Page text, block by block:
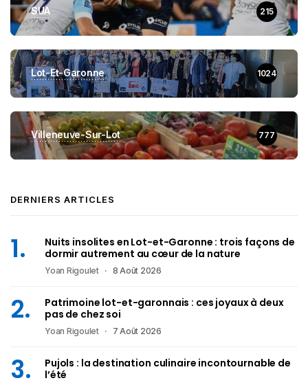
SUA 215
Lot-Et-Garonne 1024
Villeneuve-Sur-Lot 777
DERNIERS ARTICLES
Nuits insolites en Lot-et-Garonne : trois façons de
dormir autrement au cœur de la nature
Yoan Rigoulet 8 Août 2026
Patrimoine lot-et-garonnais : ces joyaux à deux
pas de chez soi
Yoan Rigoulet 7 Août 2026
Pujols : la destination culinaire incontournable de
l’été